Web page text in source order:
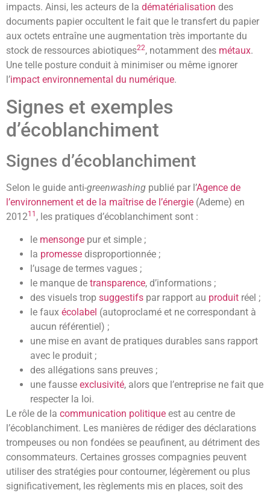
impacts. Ainsi, les acteurs de la dématérialisation des
documents papier occultent le fait que le transfert du papier
aux octets entraîne une augmentation très importante du
stock de ressources abiotiques22, notamment des métaux.
Une telle posture conduit à minimiser ou même ignorer
l’impact environnemental du numérique.
Signes et exemples
d’écoblanchiment
Signes d’écoblanchiment
Selon le guide anti-greenwashing publié par l’Agence de
l’environnement et de la maîtrise de l’énergie (Ademe) en
201211 , les pratiques d’écoblanchiment sont :
le mensonge pur et simple ;
la promesse disproportionnée ;
l’usage de termes vagues ;
le manque de transparence, d’informations ;
des visuels trop suggestifs par rapport au produit réel ;
le faux écolabel (autoproclamé et ne correspondant à
aucun référentiel) ;
une mise en avant de pratiques durables sans rapport
avec le produit ;
des allégations sans preuves ;
une fausse exclusivité, alors que l’entreprise ne fait que
respecter la loi.
Le rôle de la communication politique est au centre de
l’écoblanchiment. Les manières de rédiger des déclarations
trompeuses ou non fondées se peaufinent, au détriment des
consommateurs. Certaines grosses compagnies peuvent
utiliser des stratégies pour contourner, légèrement ou plus
significativement, les règlements mis en places, soit des